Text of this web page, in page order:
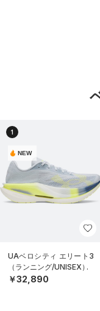
1
NEW
UAベロシティ エリート3
（ランニング/UNISEX）
￥32,890